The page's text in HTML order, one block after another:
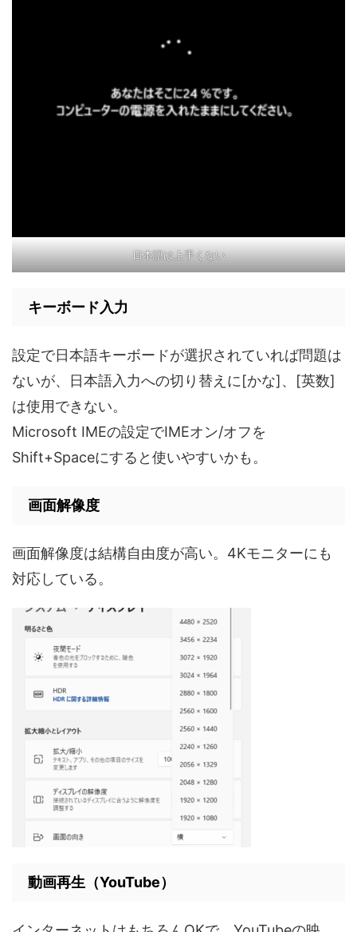
日本語は上手くない
キーボード入力
設定で日本語キーボードが選択されていれば問題は
ないが、日本語入力への切り替えに[かな]、[英数]
は使用できない。
Microsoft IMEの設定でIMEオン/オフを
Shift+Spaceにすると使いやすいかも。
画面解像度
画面解像度は結構自由度が高い。4Kモニターにも
対応している。
動画再生（YouTube）